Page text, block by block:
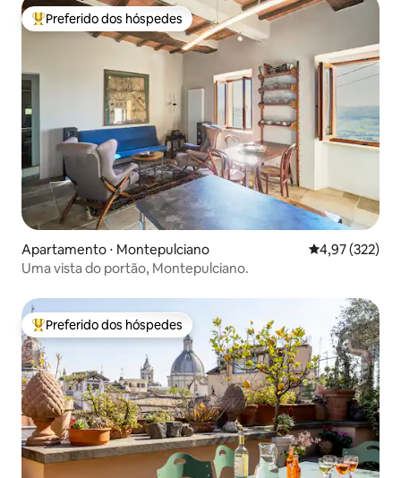
Entre os melhores preferidos dos hóspedes
Preferido dos hóspedes
Apartamento ⋅ Montepulciano 4,97 de uma
4,97 (322)
Uma vista do portão, Montepulciano.
Entre os melhores preferidos dos hóspedes
Preferido dos hóspedes